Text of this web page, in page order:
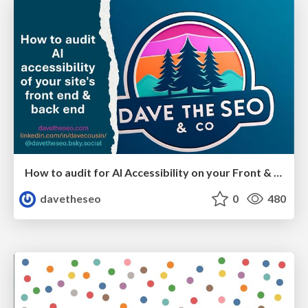
How to audit for AI Accessibility on your Front & Back End
davetheseo
0 480